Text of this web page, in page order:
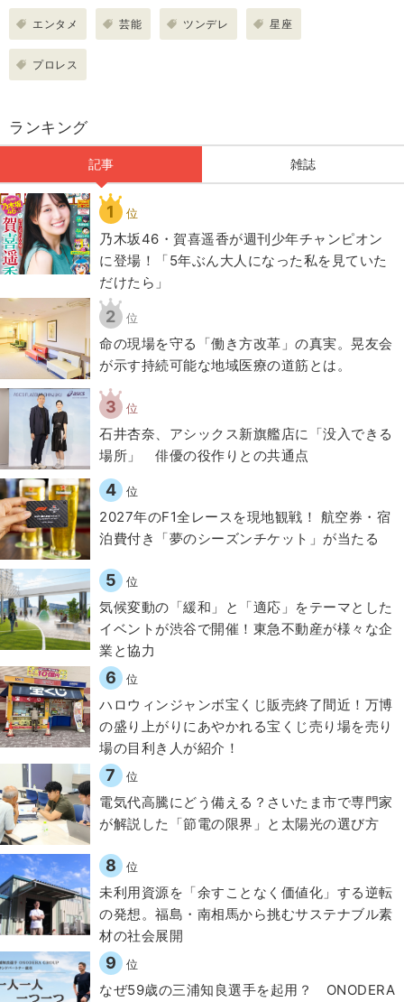
エンタメ 芸能 ツンデレ 星座
プロレス
ランキング
記事 雑誌
1 位
乃木坂46・賀喜遥香が週刊少年チャンピオン
に登場！「5年ぶん大人になった私を見ていた
だけたら」
2 位
​命の現場を守る「働き方改革」の真実。晃友会
が示す持続可能な地域医療の道筋とは。
3 位
石井杏奈、アシックス新旗艦店に「没入できる
場所」 俳優の役作りとの共通点
4 位
2027年のF1全レースを現地観戦！ 航空券・宿
泊費付き「夢のシーズンチケット」が当たる
5 位
気候変動の「緩和」と「適応」をテーマとした
イベントが渋谷で開催！東急不動産が様々な企
業と協力
6 位
ハロウィンジャンボ宝くじ販売終了間近！万博
の盛り上がりにあやかれる宝くじ売り場を売り
場の目利き人が紹介！
7 位
電気代高騰にどう備える？さいたま市で専門家
が解説した「節電の限界」と太陽光の選び方
8 位
​​未利用資源を「余すことなく価値化」する逆転
の発想。福島・南相馬から挑むサステナブル素
材の社会展開​
9 位
なぜ59歳の三浦知良選手を起用？ ONODERA